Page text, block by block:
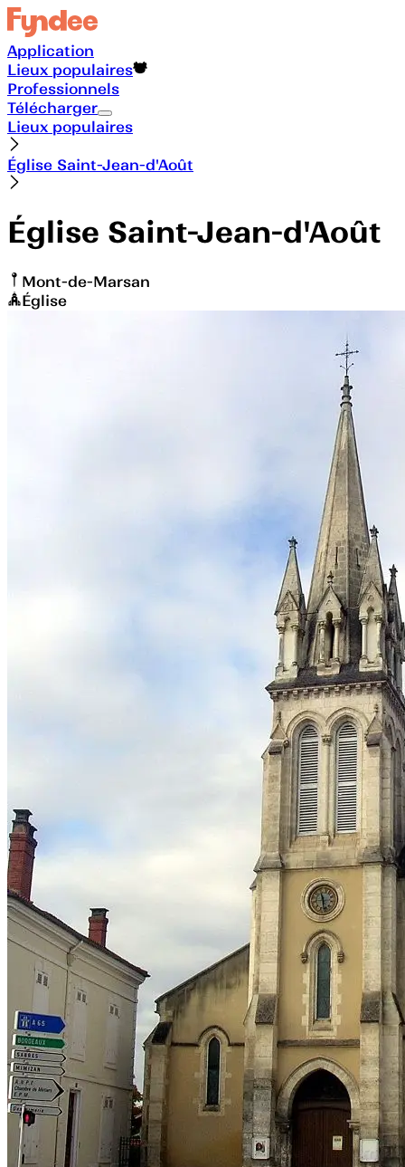
Application
Lieux populaires
Professionnels
Télécharger
Lieux populaires
Église Saint-Jean-d'Août
Église Saint-Jean-d'Août
Mont-de-Marsan
Église